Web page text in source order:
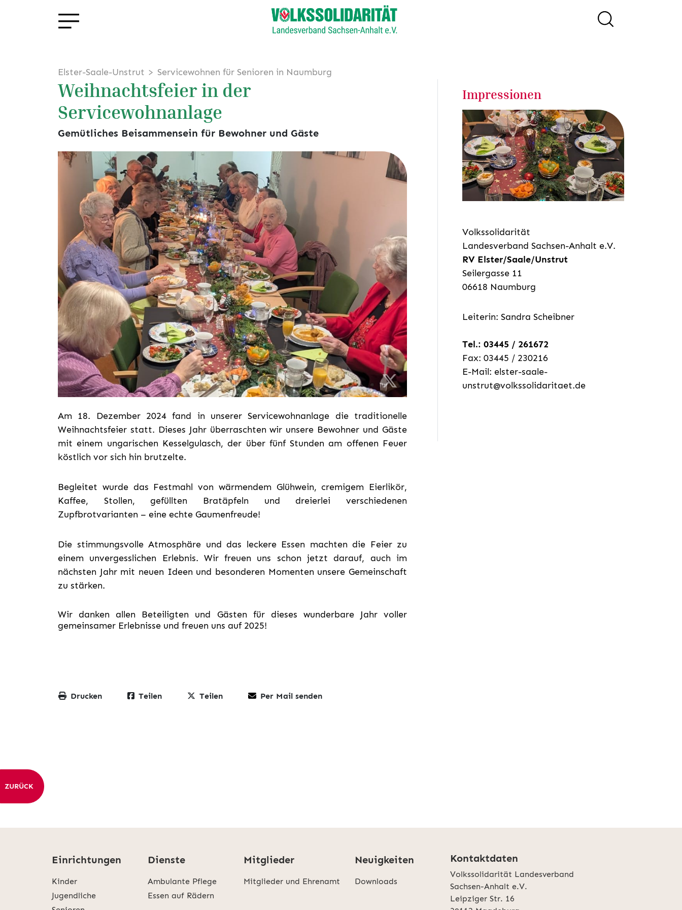
Elster-Saale-Unstrut Servicewohnen für Senioren in Naumburg
Weihnachtsfeier in der
Servicewohnanlage
Gemütliches Beisammensein für Bewohner und Gäste
Am 18. Dezember 2024 fand in unserer Servicewohnanlage die traditionelle
Weihnachtsfeier statt. Dieses Jahr überraschten wir unsere Bewohner und Gäste
mit einem ungarischen Kesselgulasch, der über fünf Stunden am offenen Feuer
köstlich vor sich hin brutzelte.
Begleitet wurde das Festmahl von wärmendem Glühwein, cremigem Eierlikör,
Kaffee, Stollen, gefüllten Bratäpfeln und dreierlei verschiedenen
Zupfbrotvarianten – eine echte Gaumenfreude!
Die stimmungsvolle Atmosphäre und das leckere Essen machten die Feier zu
einem unvergesslichen Erlebnis. Wir freuen uns schon jetzt darauf, auch im
nächsten Jahr mit neuen Ideen und besonderen Momenten unsere Gemeinschaft
zu stärken.
Wir danken allen Beteiligten und Gästen für dieses wunderbare Jahr voller
gemeinsamer Erlebnisse und freuen uns auf 2025!
Drucken Teilen Teilen Per Mail senden
Impressionen
Volkssolidarität
Landesverband Sachsen-Anhalt e.V.
RV Elster/Saale/Unstrut
Seilergasse 11
06618 Naumburg
Leiterin: Sandra Scheibner
Tel.: 03445 / 261672
Fax: 03445 / 230216
E-Mail: elster-saale-
unstrut@volkssolidaritaet.de
ZURÜCK
Einrichtungen
Kinder
Jugendliche
Dienste
Ambulante Pflege
Essen auf Rädern
Mitglieder
Mitglieder und Ehrenamt
Neuigkeiten
Downloads
Kontaktdaten
Volkssolidarität Landesverband
Sachsen-Anhalt e.V.
Leipziger Str. 16